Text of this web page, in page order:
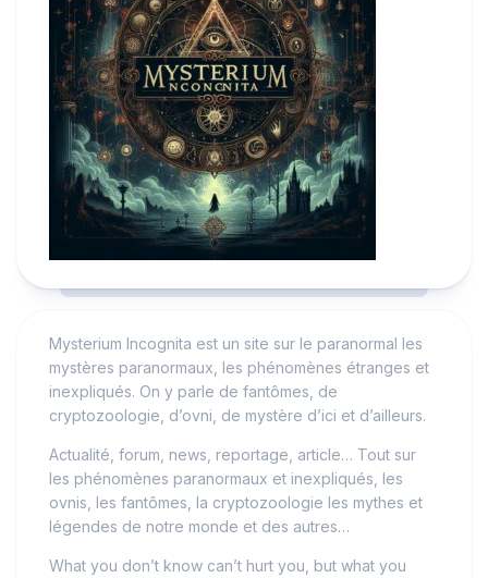
Mysterium Incognita est un site sur le paranormal les
mystères paranormaux, les phénomènes étranges et
inexpliqués. On y parle de fantômes, de
cryptozoologie, d’ovni, de mystère d’ici et d’ailleurs.
Actualité, forum, news, reportage, article… Tout sur
les phénomènes paranormaux et inexpliqués, les
ovnis, les fantômes, la cryptozoologie les mythes et
légendes de notre monde et des autres…
What you don’t know can’t hurt you, but what you